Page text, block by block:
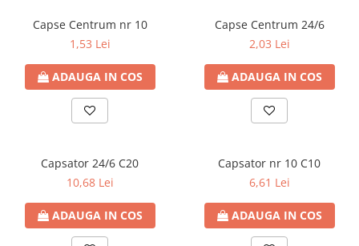
Markere pe baza de vopsea
Markere pentru whiteboard si
flipchart
Evidentiatoare si markere
Markere speciale
Markere acrilice cu efect metalic
Markere universale
Textmarkere
Rezerve cerneala si mine pix
Automatizare birou si accesori
Distrugator documente
Laminatoare si folii
Calculatoare de birou
Capsatoare si capse
Foarfeci si cuttere
Intretinere si curatenie
Perforatoare
Suporturi pentru birou
Seturi creative
Spray-uri acrilice
Cartuse originale Samsung
Cartuse originale Utax
Cartuse originale Xerox
Adler
Cartuse compatibile cu Utax
Cartuse compatibile cu Xerox
Blank-uri
Card-uri SD
Cititoare carduri
Hard-uri externe (HDD) si accesorii
Monitoare
Kituri Tastatura si Mouse Wireless
Mouse
Sapunuri si dispensere
Capse Centrum nr 10
1,53 Lei
ADAUGA IN COS
Capse Centrum 24/6
2,03 Lei
ADAUGA IN COS
Capsator 24/6 C20
10,68 Lei
ADAUGA IN COS
Capsator nr 10 C10
6,61 Lei
ADAUGA IN COS